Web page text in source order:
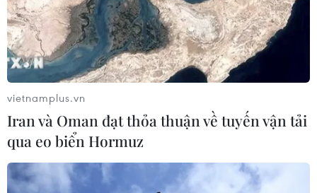
vietnamplus.vn
Iran và Oman đạt thỏa thuận về tuyến vận tải
qua eo biển Hormuz